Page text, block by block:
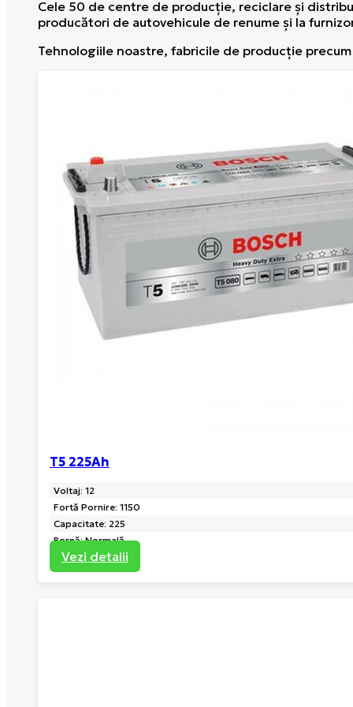
Cele 50 de centre de producţie, reciclare şi
producători de autovehicule de renume şi la
Tehnologiile noastre, fabricile de producţie
T5 225Ah
Voltaj: 12
Fortă Pornire: 1150
Capacitate: 225
Bornă: Normală
Vezi detalii